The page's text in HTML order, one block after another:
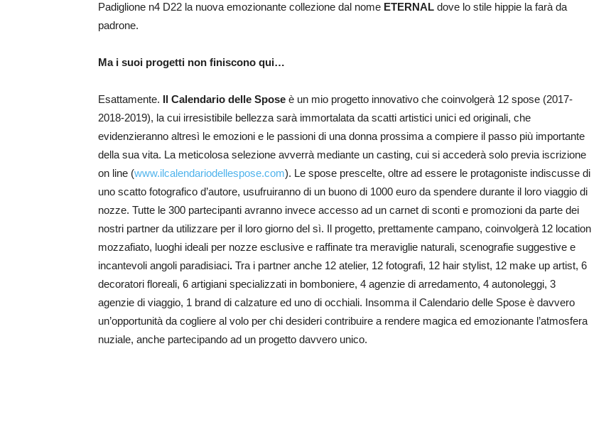
Padiglione n4 D22 la nuova emozionante collezione dal nome ETERNAL dove lo stile hippie la farà da
padrone.
Ma i suoi progetti non finiscono qui…
Esattamente. Il Calendario delle Spose è un mio progetto innovativo che coinvolgerà 12 spose (2017-
2018-2019), la cui irresistibile bellezza sarà immortalata da scatti artistici unici ed originali, che
evidenzieranno altresì le emozioni e le passioni di una donna prossima a compiere il passo più importante
della sua vita. La meticolosa selezione avverrà mediante un casting, cui si accederà solo previa iscrizione
on line (www.ilcalendariodellespose.com). Le spose prescelte, oltre ad essere le protagoniste indiscusse di
uno scatto fotografico d’autore, usufruiranno di un buono di 1000 euro da spendere durante il loro viaggio di
nozze. Tutte le 300 partecipanti avranno invece accesso ad un carnet di sconti e promozioni da parte dei
nostri partner da utilizzare per il loro giorno del sì. Il progetto, prettamente campano, coinvolgerà 12 location
mozzafiato, luoghi ideali per nozze esclusive e raffinate tra meraviglie naturali, scenografie suggestive e
incantevoli angoli paradisiaci. Tra i partner anche 12 atelier, 12 fotografi, 12 hair stylist, 12 make up artist, 6
decoratori floreali, 6 artigiani specializzati in bomboniere, 4 agenzie di arredamento, 4 autonoleggi, 3
agenzie di viaggio, 1 brand di calzature ed uno di occhiali. Insomma il Calendario delle Spose è davvero
un’opportunità da cogliere al volo per chi desideri contribuire a rendere magica ed emozionante l’atmosfera
nuziale, anche partecipando ad un progetto davvero unico.